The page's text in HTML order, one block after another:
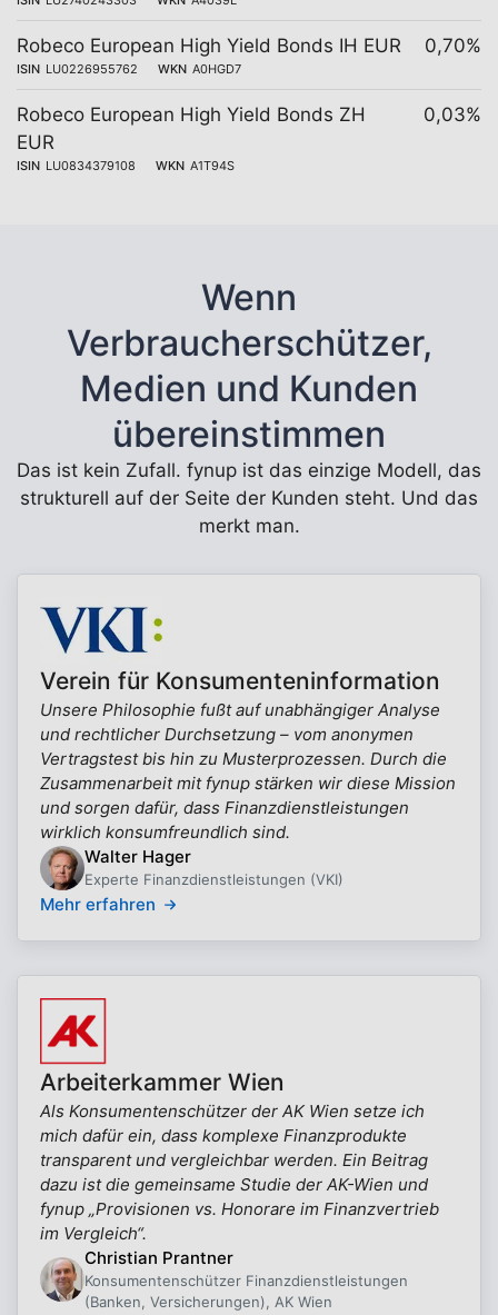
Robeco European High Yield Bonds IH EUR
ISIN LU0226955762 WKN A0HGD7
0,70%
Robeco European High Yield Bonds ZH
EUR
ISIN LU0834379108 WKN A1T94S
0,03%
Wenn
Verbraucherschützer,
Medien und Kunden
übereinstimmen
Das ist kein Zufall. fynup ist das einzige Modell, das
strukturell auf der Seite der Kunden steht. Und das
merkt man.
Verein für Konsumenteninformation
Unsere Philosophie fußt auf unabhängiger Analyse
und rechtlicher Durchsetzung – vom anonymen
Vertragstest bis hin zu Musterprozessen. Durch die
Zusammenarbeit mit fynup stärken wir diese Mission
und sorgen dafür, dass Finanzdienstleistungen
wirklich konsumfreundlich sind.
Walter Hager
Experte Finanzdienstleistungen (VKI)
Mehr erfahren
Arbeiterkammer Wien
Als Konsumentenschützer der AK Wien setze ich
mich dafür ein, dass komplexe Finanzprodukte
transparent und vergleichbar werden. Ein Beitrag
dazu ist die gemeinsame Studie der AK-Wien und
fynup „Provisionen vs. Honorare im Finanzvertrieb
im Vergleich“.
Christian Prantner
Konsumentenschützer Finanzdienstleistungen
(Banken, Versicherungen), AK Wien